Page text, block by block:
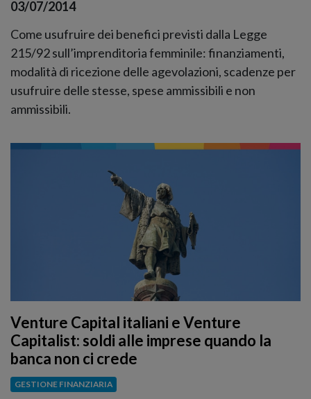
03/07/2014
Come usufruire dei benefici previsti dalla Legge
215/92 sull’imprenditoria femminile: finanziamenti,
modalità di ricezione delle agevolazioni, scadenze per
usufruire delle stesse, spese ammissibili e non
ammissibili.
Venture Capital italiani e Venture
Capitalist: soldi alle imprese quando la
banca non ci crede
GESTIONE FINANZIARIA